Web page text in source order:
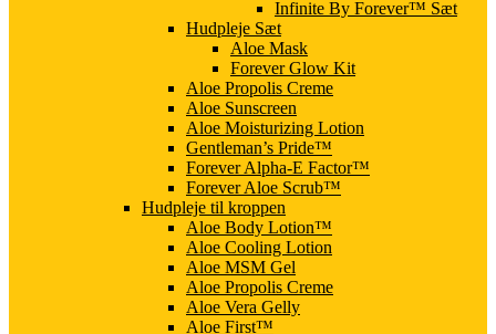
Infinite By Forever™ Sæt
Hudpleje Sæt
Aloe Mask
Forever Glow Kit
Aloe Propolis Creme
Aloe Sunscreen
Aloe Moisturizing Lotion
Gentleman’s Pride™
Forever Alpha-E Factor™
Forever Aloe Scrub™
Hudpleje til kroppen
Aloe Body Lotion™
Aloe Cooling Lotion
Aloe MSM Gel
Aloe Propolis Creme
Aloe Vera Gelly
Aloe First™